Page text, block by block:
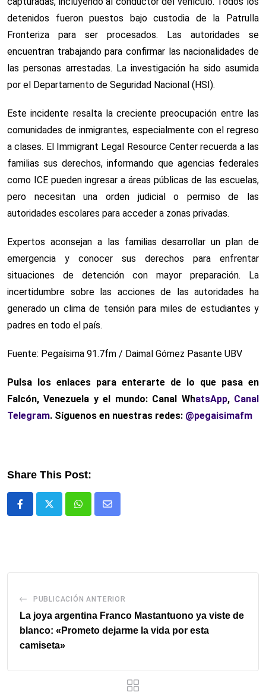
detenidos fueron puestos bajo custodia de la Patrulla
Fronteriza para ser procesados. Las autoridades se
encuentran trabajando para confirmar las nacionalidades de
las personas arrestadas. La investigación ha sido asumida
por el Departamento de Seguridad Nacional (HSI).
Este incidente resalta la creciente preocupación entre las
comunidades de inmigrantes, especialmente con el regreso
a clases. El Immigrant Legal Resource Center recuerda a las
familias sus derechos, informando que agencias federales
como ICE pueden ingresar a áreas públicas de las escuelas,
pero necesitan una orden judicial o permiso de las
autoridades escolares para acceder a zonas privadas.
Expertos aconsejan a las familias desarrollar un plan de
emergencia y conocer sus derechos para enfrentar
situaciones de detención con mayor preparación. La
incertidumbre sobre las acciones de las autoridades ha
generado un clima de tensión para miles de estudiantes y
padres en todo el país.
Fuente: Pegaísima 91.7fm / Daimal Gómez Pasante UBV
Pulsa los enlaces para enterarte de lo que pasa en
Falcón, Venezuela y el mundo: Canal WhatsApp, Canal
Telegram. Síguenos en nuestras redes: @pegaisimafm
Share This Post:
WhatsappComparte
PUBLICACIÓN ANTERIOR
La joya argentina Franco Mastantuono ya viste de
blanco: «Prometo dejarme la vida por esta
camiseta»